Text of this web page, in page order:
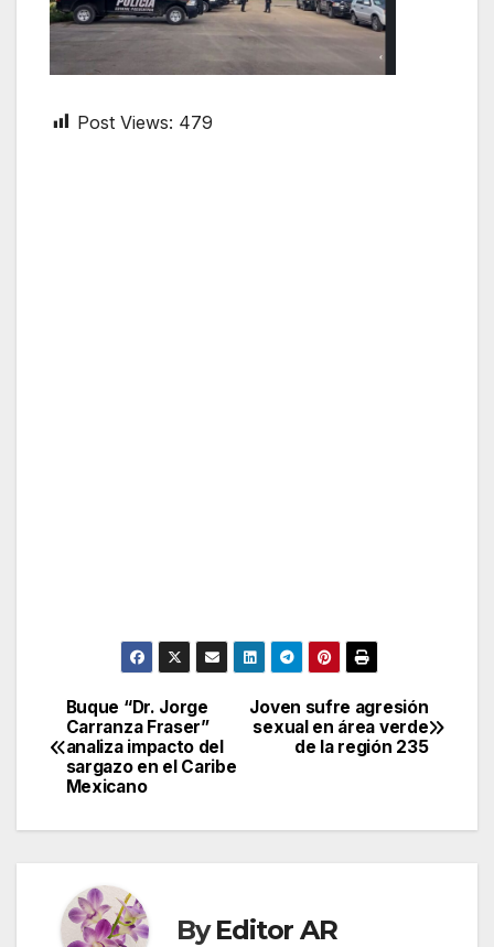
Post Views: 479
Post
navigation
Joven sufre agresión
sexual en área verde
de la región 235
Buque “Dr. Jorge
Carranza Fraser”
analiza impacto del
sargazo en el Caribe
Mexicano
ByEditor AR